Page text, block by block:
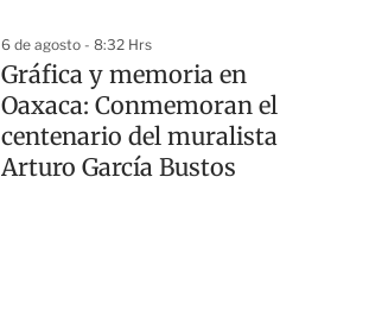
6 de agosto - 8:32 Hrs
Gráfica y memoria en
Oaxaca: Conmemoran el
centenario del muralista
Arturo García Bustos